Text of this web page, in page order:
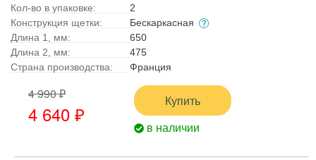
Кол-во в упаковке:
2
Конструкция щетки:
Бескаркасная
Длина 1, мм:
650
Длина 2, мм:
475
Страна производства:
Франция
4 990 ₽
4 640 ₽
Купить
в наличии